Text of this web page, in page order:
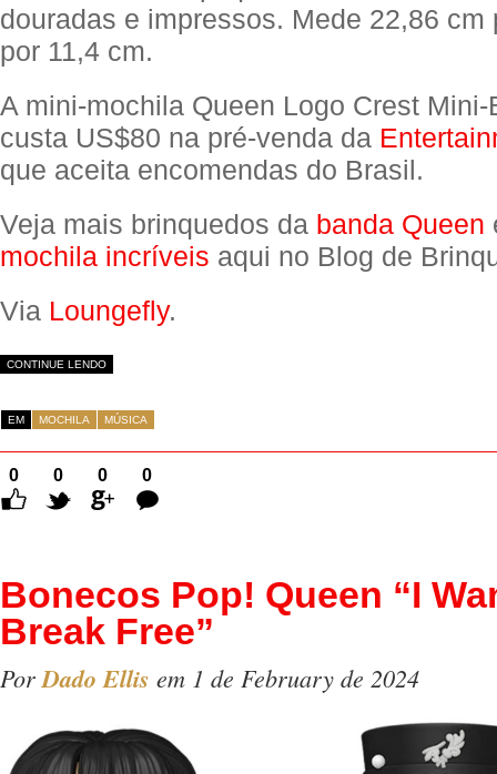
douradas e impressos. Mede 22,86 cm
por 11,4 cm.
A mini-mochila Queen Logo Crest
custa US$80 na pré-venda da
que aceita encomendas do Brasil.
Veja mais brinquedos da banda Queen
mochila incríveis aqui no Blog de
Via Loungefly.
CONTINUE LENDO
EM MOCHILA MÚSICA
0 0 0
0
Comentários
Bonecos Pop! Queen “I
Break Free”
PorDado Ellis em 1 de February de 2024